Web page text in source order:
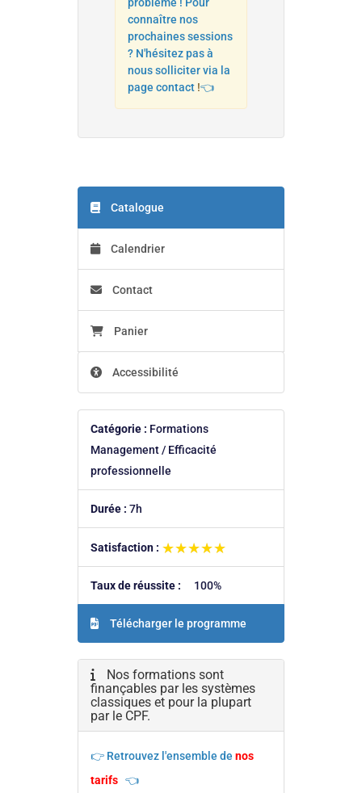
problème ! Pour
connaître nos
prochaines sessions
? N'hésitez pas à
nous solliciter via la
page contact!👈
Catalogue
Calendrier
Contact
Panier
Accessibilité
Catégorie : Formations
Management / Efficacité
professionnelle
Durée : 7h
Satisfaction : ★★★★★
★★★★★
Taux de réussite : 100%
Télécharger le programme
Nos formations sont
finançables par les systèmes
classiques et pour la plupart
par le CPF.
👉 Retrouvez l'ensemble de nos
tarifs 👈